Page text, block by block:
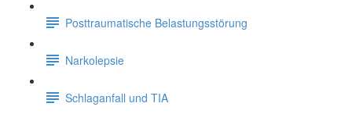
Posttraumatische Belastungsstörung
Narkolepsie
Schlaganfall und TIA